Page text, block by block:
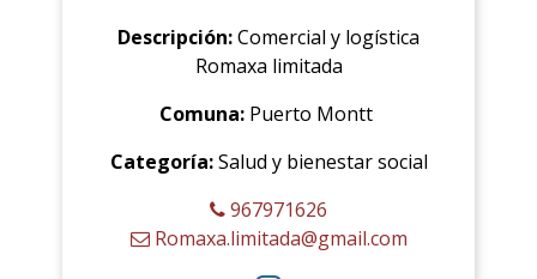
Descripción:Comercial y logística
Romaxa limitada
Comuna: Puerto Montt
Categoría:Salud y bienestar social
967971626
Romaxa.limitada@gmail.com